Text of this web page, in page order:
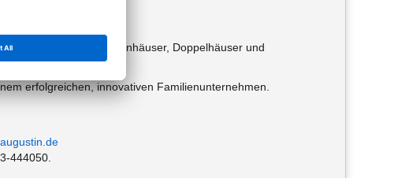
Einfamilienhäuser, Doppelhäuser und
erfolgreichen, innovativen Familienunternehmen.
444050.